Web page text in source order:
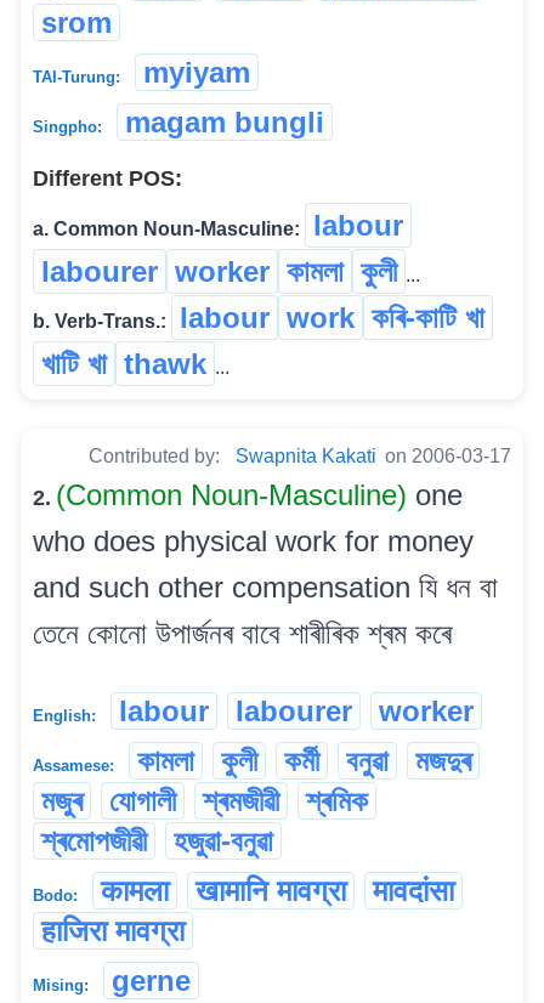
srom
TAI-Turung: myiyam
Singpho: magam bungli
Different POS:
a. Common Noun-Masculine:
labour
labourer worker কামলা কুলী ...
b. Verb-Trans.: labour work কৰি-কাটি খা
খাটি খা thawk ...
Contributed by: Swapnita Kakati on 2006-03-17
2. (Common Noun-Masculine) one
who does physical work for money
and such other compensation যি ধন বা
তেনে কোনো উপাৰ্জনৰ বাবে শাৰীৰিক শ্ৰম কৰে
English: labour labourer worker
Assamese: কামলা কুলী কৰ্মী বনুৱা
মজদুৰ
মজুৰ
যোগালী শ্ৰমজীৱী
শ্ৰমিক
শ্ৰমোপজীৱী
হজুৱা-বনুৱা
Bodo: कामला खामानि मावग्रा
मावदांसा
हाजिरा मावग्रा
Mising: gerne